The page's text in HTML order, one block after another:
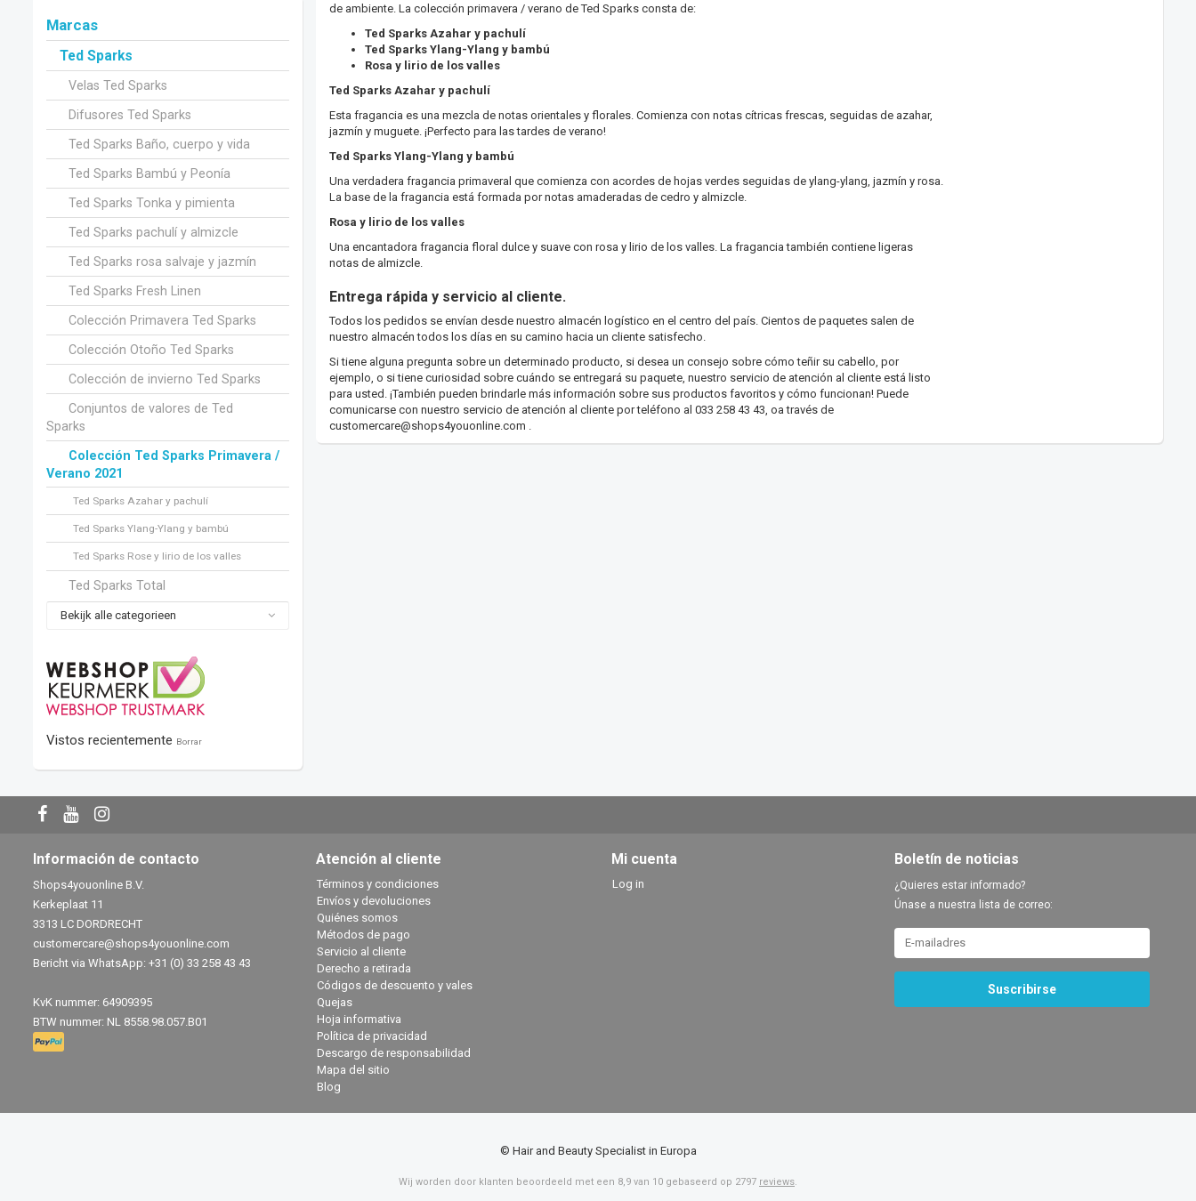
Marcas
Ted Sparks
Velas Ted Sparks
Difusores Ted Sparks
Ted Sparks Baño, cuerpo y vida
Ted Sparks Bambú y Peonía
Ted Sparks Tonka y pimienta
Ted Sparks pachulí y almizcle
Ted Sparks rosa salvaje y jazmín
Ted Sparks Fresh Linen
Colección Primavera Ted Sparks
Colección Otoño Ted Sparks
Colección de invierno Ted Sparks
Conjuntos de valores de Ted
Sparks
Colección Ted Sparks Primavera /
Verano 2021
Ted Sparks Azahar y pachulí
Ted Sparks Ylang-Ylang y bambú
Ted Sparks Rose y lirio de los valles
Ted Sparks Total
Bekijk alle categorieen
Vistos recientemente Borrar
de ambiente. La colección primavera / verano de Ted Sparks consta de:
Ted Sparks Azahar y pachulí
Ted Sparks Ylang-Ylang y bambú
Rosa y lirio de los valles
Ted Sparks Azahar y pachulí
Esta fragancia es una mezcla de notas orientales y florales. Comienza con notas cítricas frescas, seguidas de azahar,
jazmín y muguete. ¡Perfecto para las tardes de verano!
Ted Sparks Ylang-Ylang y bambú
Una verdadera fragancia primaveral que comienza con acordes de hojas verdes seguidas de ylang-ylang, jazmín y rosa.
La base de la fragancia está formada por notas amaderadas de cedro y almizcle.
Rosa y lirio de los valles
Una encantadora fragancia floral dulce y suave con rosa y lirio de los valles. La fragancia también contiene ligeras
notas de almizcle.
Entrega rápida y servicio al cliente.
Todos los pedidos se envían desde nuestro almacén logístico en el centro del país. Cientos de paquetes salen de
nuestro almacén todos los días en su camino hacia un cliente satisfecho.
Si tiene alguna pregunta sobre un determinado producto, si desea un consejo sobre cómo teñir su cabello, por
ejemplo, o si tiene curiosidad sobre cuándo se entregará su paquete, nuestro servicio de atención al cliente está listo
para usted. ¡También pueden brindarle más información sobre sus productos favoritos y cómo funcionan! Puede
comunicarse con nuestro servicio de atención al cliente por teléfono al 033 258 43 43, oa través de
customercare@shops4youonline.com
Información de contacto
Shops4youonline B.V.
Kerkeplaat 11
3313 LC DORDRECHT
customercare@shops4youonline.com
Bericht via WhatsApp: +31 (0) 33 258 43 43
KvK nummer: 64909395
BTW nummer: NL 8558.98.057.B01
Atención al cliente
Términos y condiciones
Envíos y devoluciones
Quiénes somos
Métodos de pago
Servicio al cliente
Derecho a retirada
Códigos de descuento y vales
Quejas
Hoja informativa
Política de privacidad
Descargo de responsabilidad
Mapa del sitio
Blog
Mi cuenta
Log in
Boletín de noticias
¿Quieres estar informado?
Únase a nuestra lista de correo:
Suscribirse
© Hair and Beauty Specialist in Europa
Wij worden door klanten beoordeeld met een 8,9 van 10 gebaseerd op 2797 reviews.